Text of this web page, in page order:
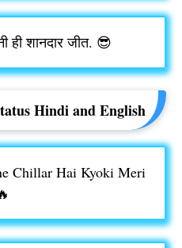
ही शानदार जीत. 😎
Hindi and English
Chillar Hai Kyoki Meri